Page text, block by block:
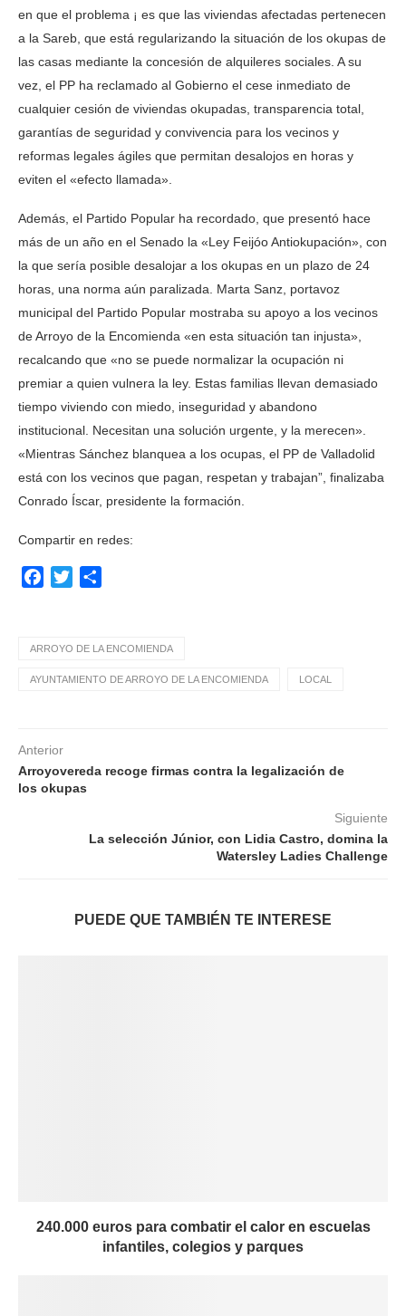
en que el problema ¡ es que las viviendas afectadas pertenecen
a la Sareb, que está regularizando la situación de los okupas de
las casas mediante la concesión de alquileres sociales. A su
vez, el PP ha reclamado al Gobierno el cese inmediato de
cualquier cesión de viviendas okupadas, transparencia total,
garantías de seguridad y convivencia para los vecinos y
reformas legales ágiles que permitan desalojos en horas y
eviten el «efecto llamada».
Además, el Partido Popular ha recordado, que presentó hace
más de un año en el Senado la «Ley Feijóo Antiokupación», con
la que sería posible desalojar a los okupas en un plazo de 24
horas, una norma aún paralizada. Marta Sanz, portavoz
municipal del Partido Popular mostraba su apoyo a los vecinos
de Arroyo de la Encomienda «en esta situación tan injusta»,
recalcando que «no se puede normalizar la ocupación ni
premiar a quien vulnera la ley. Estas familias llevan demasiado
tiempo viviendo con miedo, inseguridad y abandono
institucional. Necesitan una solución urgente, y la merecen».
«Mientras Sánchez blanquea a los ocupas, el PP de Valladolid
está con los vecinos que pagan, respetan y trabajan”, finalizaba
Conrado Íscar, presidente la formación.
Compartir en redes:
Facebook
Twitter
ARROYO DE LA ENCOMIENDA
AYUNTAMIENTO DE ARROYO DE LA ENCOMIENDA LOCAL
Anterior
Arroyovereda recoge firmas contra la legalización de
los okupas
Siguiente
La selección Júnior, con Lidia Castro, domina la
Watersley Ladies Challenge
PUEDE QUE TAMBIÉN TE INTERESE
240.000 euros para combatir el calor en escuelas
infantiles, colegios y parques